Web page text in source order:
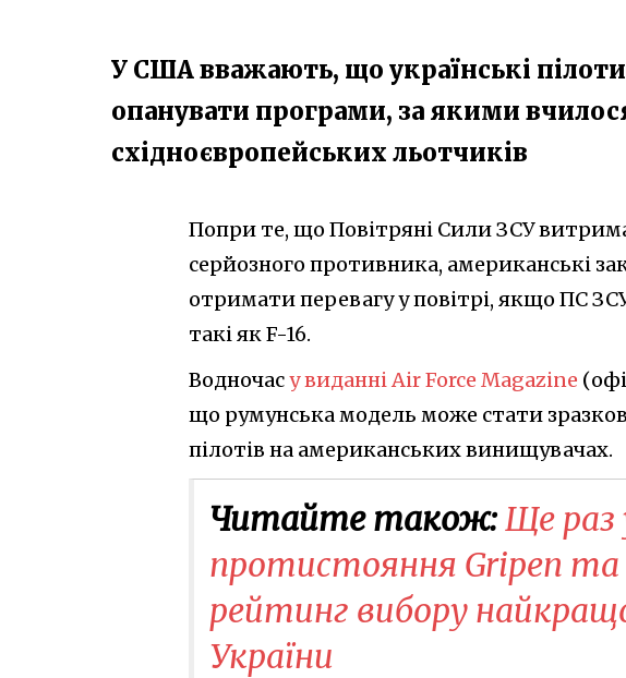
У США вважають, що українські
опанувати програми, за якими
східноєвропейських льотчиків
Попри те, що Повітряні Сили ЗСУ
серйозного противника, американські
отримати перевагу у повітрі, якщо ПС
такі як F-16.
Водночасу виданні Air Force Magazine
що румунська модель може стати
пілотів на американських винищувачах.
Читайте також:Ще раз
протистояння Gripen та
рейтинг вибору
України